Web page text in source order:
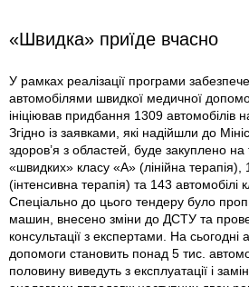
«Швидка» приїде вчасно
У рамках реалізації програми
автомобілями швидкої медичної
ініціював придбання 1309 автомобілів
Згідно із заявками, які надійшли до
здоров’я з областей, буде закуплено на
«швидких» класу «А» (лінійна
(інтенсивна терапія) та 143 автомобілі
Спеціально до цього тендеру було
машин, внесено зміни до ДСТУ та
консультації з експертами. На сьогодні
допомоги становить понад 5 тис.
половину виведуть з експлуатації і